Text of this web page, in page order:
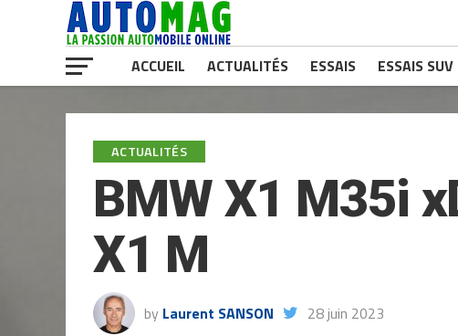
ACCUEIL ACTUALITÉS ESSAIS ESSAIS
ACTUALITÉS
BMW X1 M35i
X1 M
by Laurent SANSON 28 juin 2023